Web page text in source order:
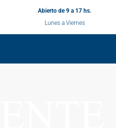
Abierto de 9 a 17 hs.
Lunes a Viernes